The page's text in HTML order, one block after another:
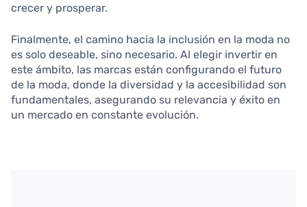
crecer y prosperar.
Finalmente, el camino hacia la inclusión en la moda no
es solo deseable, sino necesario. Al elegir invertir en
este ámbito, las marcas están configurando el futuro
de la moda, donde la diversidad y la accesibilidad son
fundamentales, asegurando su relevancia y éxito en
un mercado en constante evolución.